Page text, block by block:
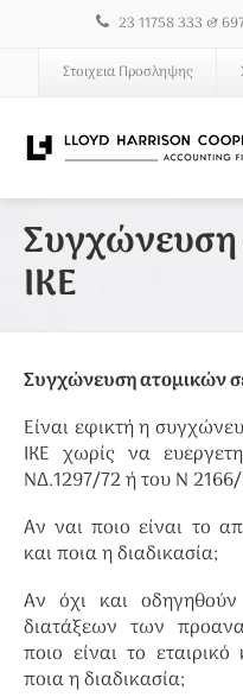
23 11758 333 &
Στοιχεια Προσληψης
ΙΚΕ
Συγχώνευση ατομικών
Είναι εφικτή η
ΙΚΕ χωρίς να
ΝΔ.1297/72 ή του Ν
Αν ναι ποιο είναι το
και ποια η διαδικασία;
Αν όχι και
διατάξεων των
ποιο είναι το
ποια η διαδικασία;